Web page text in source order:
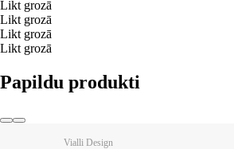
Likt grozā
Likt grozā
Likt grozā
Likt grozā
Papildu produkti
Vialli Design